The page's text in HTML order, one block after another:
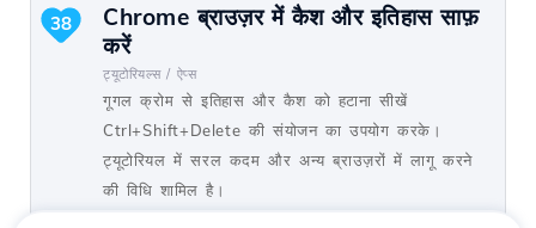
Chrome ब्राउज़र में कैश और इतिहास साफ़
करें
ट्यूटोरियल्स / ऐप्स
गूगल क्रोम से इतिहास और कैश को हटाना सीखें
Ctrl+Shift+Delete की संयोजन का उपयोग करके।
ट्यूटोरियल में सरल कदम और अन्य ब्राउज़रों में लागू करने
की विधि शामिल है।
38